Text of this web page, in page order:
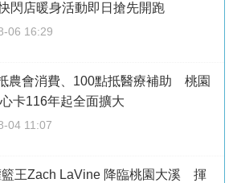
閃店暖身活動即日搶先開跑
06 16:29
農會消費、100點抵醫療補助 桃園
卡116年起全面擴大
04 11:07
籃王Zach LaVine 降臨桃園大溪 揮